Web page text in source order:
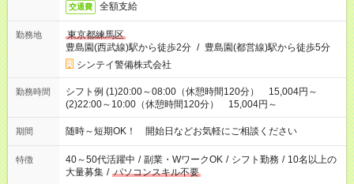
交通費 全額支給
勤務地
東京都練馬区
豊島園(西武線)駅から徒歩2分 / 豊島園(都営線)駅から徒歩5分
シンテイ警備株式会社
勤務時間
シフト例 (1)20:00～08:00（休憩時間120分） 15,004円～
(2)22:00～10:00（休憩時間120分） 15,004円～
期間 随時～短期OK！ 開始日などお気軽にご相談ください
特徴 40～50代活躍中 / 副業・WワークOK / シフト勤務 / 10名以上の
大量募集 / パソコンスキル不要